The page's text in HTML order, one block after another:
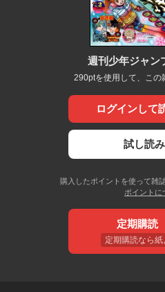
週刊少年ジャン
290ptを使用して、この
ログインして
試し読
購入したポイントを使って雑
ポイントに
定期購読
定期購読なら紙